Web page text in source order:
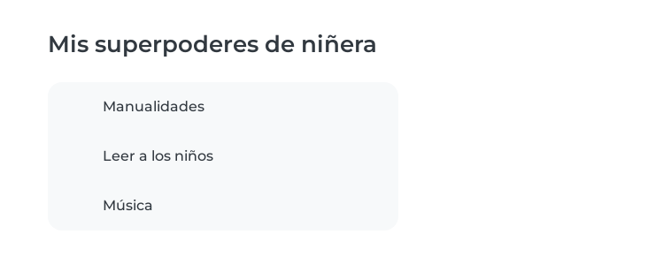
Mis superpoderes de niñera
Manualidades
Leer a los niños
Música